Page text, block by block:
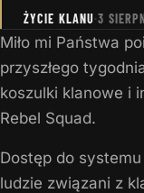
ŻYCIE KLANU·3
Miło mi Państwa
przyszłego
koszulki klanowe i
Rebel Squad.
Dostęp do
ludzie związani z